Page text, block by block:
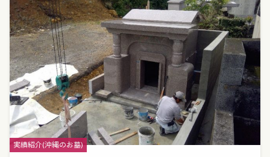
Categories
実績紹介(沖縄のお墓)